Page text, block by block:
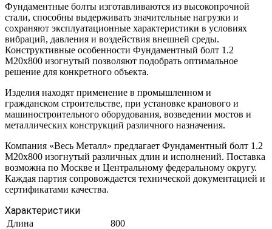
Фундаментные болты изготавливаются из высокопрочной
стали, способны выдерживать значительные нагрузки и
сохраняют эксплуатационные характеристики в условиях
вибраций, давления и воздействия внешней среды.
Конструктивные особенности Фундаментный болт 1.2
М20х800 изогнутый позволяют подобрать оптимальное
решение для конкретного объекта.
Изделия находят применение в промышленном и
гражданском строительстве, при установке кранового и
машиностроительного оборудования, возведении мостов и
металлических конструкций различного назначения.
Компания «Весь Металл» предлагает Фундаментный болт 1.2
М20х800 изогнутый различных длин и исполнений. Поставка
возможна по Москве и Центральному федеральному округу.
Каждая партия сопровождается технической документацией и
сертификатами качества.
Характеристики
Длина
800